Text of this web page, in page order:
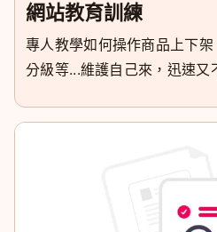
網站教育訓練
專人教學如何操作商品上下
分級等...維護自己來，迅速又